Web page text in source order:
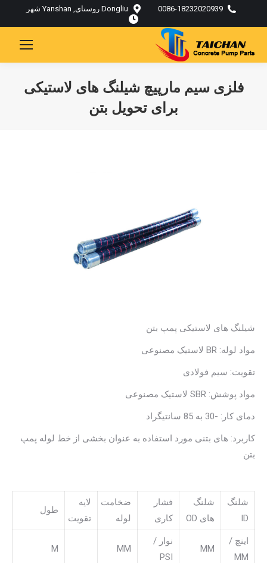
0086-18232020939 Dongliu روستای, Yanshan شهر
فلزی سیم مارپیچ شیلنگ های لاستیکی
برای تحویل بتن
شیلنگ های لاستیکی پمپ بتن
مواد لوله: BR لاستیک مصنوعی
تقویت: سیم فولادی
مواد پوشش: SBR لاستیک مصنوعی
دمای کار: -30 به 85 سانتیگراد
کاربرد: های بتنی مورد استفاده به عنوان بخشی از خط لوله پمپ
بتن
شلنگ
ID
شلنگ
های OD
فشار
کاری
ضخامت
لوله
لایه
تقویت
طول
اینچ /
MM
MM
نوار /
PSI
MM
M